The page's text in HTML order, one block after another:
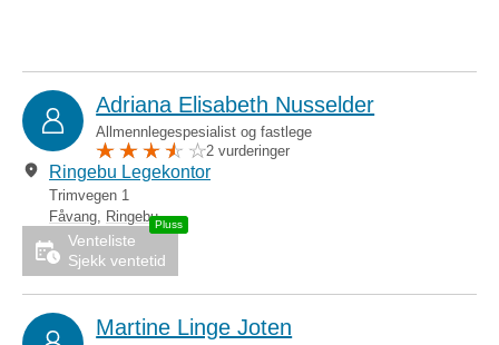
Adriana Elisabeth Nusselder
Allmennlegespesialist og fastlege
2 vurderinger
Ringebu Legekontor
Trimvegen 1
Fåvang
Ringebu
Venteliste
Sjekk ventetid
Martine Linge Joten